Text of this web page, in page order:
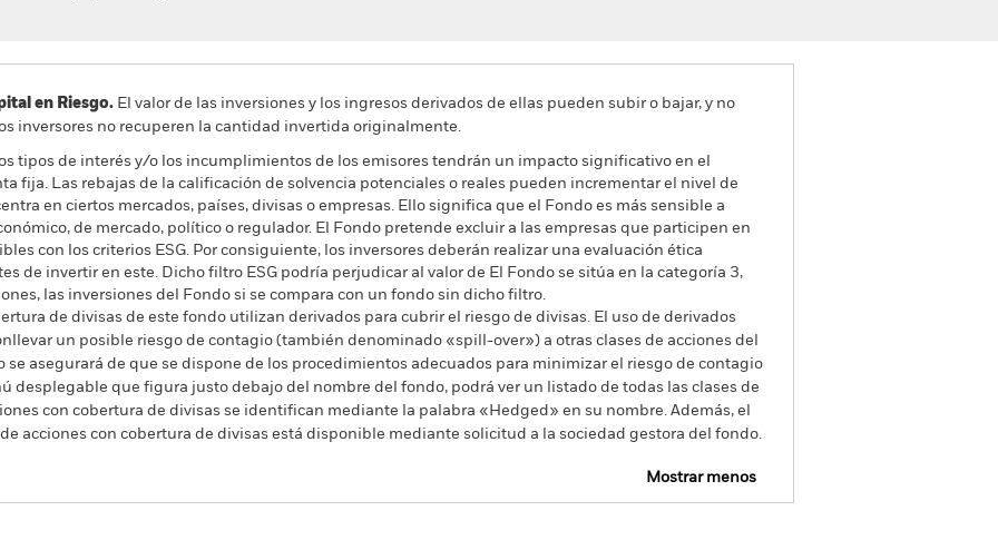
en Riesgo. El valor de las inversiones y los ingresos derivados de ellas pueden subir o bajar, y no
inversores no recuperen la cantidad invertida originalmente.
tipos de interés y/o los incumplimientos de los emisores tendrán un impacto significativo en el
fija. Las rebajas de la calificación de solvencia potenciales o reales pueden incrementar el nivel de
en ciertos mercados, países, divisas o empresas. Ello significa que el Fondo es más sensible a
de mercado, político o regulador. El Fondo pretende excluir a las empresas que participen en
con los criterios ESG. Por consiguiente, los inversores deberán realizar una evaluación ética
de invertir en este. Dicho filtro ESG podría perjudicar al valor de El Fondo se sitúa en la categoría 3,
las inversiones del Fondo si se compara con un fondo sin dicho filtro.
de divisas de este fondo utilizan derivados para cubrir el riesgo de divisas. El uso de derivados
un posible riesgo de contagio (también denominado «spill-over») a otras clases de acciones del
se asegurará de que se dispone de los procedimientos adecuados para minimizar el riesgo de contagio
desplegable que figura justo debajo del nombre del fondo, podrá ver un listado de todas las clases de
con cobertura de divisas se identifican mediante la palabra «Hedged» en su nombre. Además, el
acciones con cobertura de divisas está disponible mediante solicitud a la sociedad gestora del fondo.
Mostrar menos